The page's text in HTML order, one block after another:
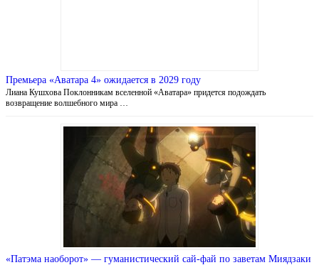
Премьера «Аватара 4» ожидается в 2029 году
Лиана Кушхова Поклонникам вселенной «Аватара» придется подождать
возвращение волшебного мира …
«Патэма наоборот» — гуманистический сай-фай по заветам Миядзаки